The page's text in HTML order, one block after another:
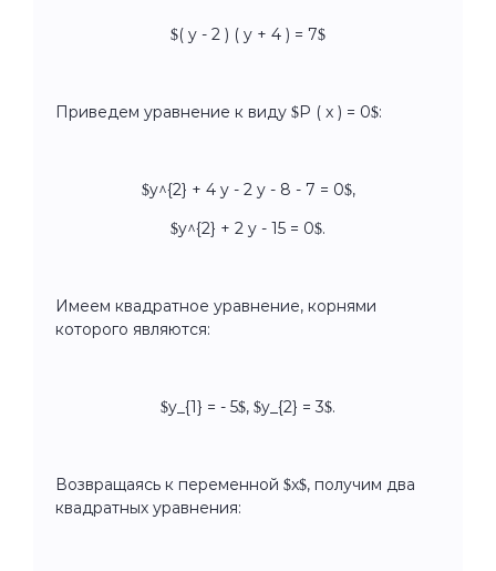
$( y - 2 ) ( y + 4 ) = 7$
Приведем уравнение к виду $P ( x ) = 0$:
$y^{2} + 4 y - 2 y - 8 - 7 = 0$,
$y^{2} + 2 y - 15 = 0$.
Имеем квадратное уравнение, корнями
которого являются:
$y_{1} = - 5$, $y_{2} = 3$.
Возвращаясь к переменной $x$, получим два
квадратных уравнения: